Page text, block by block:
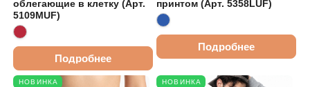
облегающие в клетку (Арт.
5109MUF)
Подробнее
принтом (Арт. 5358LUF)
Подробнее
НОВИНКА НОВИНКА